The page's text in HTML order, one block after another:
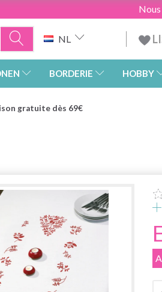
NL
BORDERIE HOBBY
gratuite dès 69€